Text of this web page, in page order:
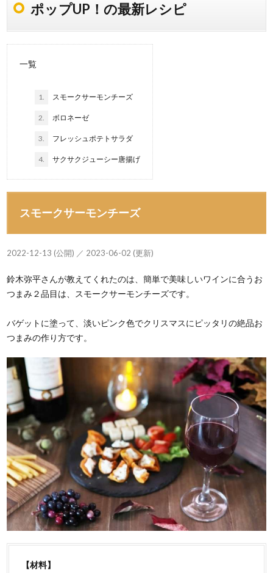
ポップUP！の最新レシピ
一覧
1. スモークサーモンチーズ
2. ボロネーゼ
3. フレッシュポテトサラダ
4. サクサクジューシー唐揚げ
スモークサーモンチーズ
2022-12-13 (公開) ／ 2023-06-02 (更新)
鈴木弥平さんが教えてくれたのは、簡単で美味しいワインに合うお
つまみ２品目は、スモークサーモンチーズです。
バゲットに塗って、淡いピンク色でクリスマスにピッタリの絶品お
つまみの作り方です。
【材料】